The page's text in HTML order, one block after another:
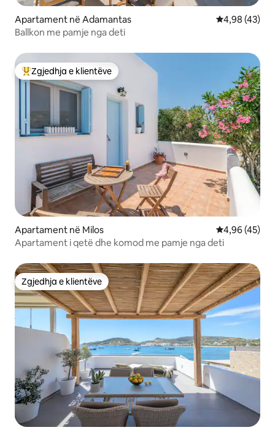
Apartament në Adamantas Vlerësimi
4,98 (43)
Ballkon me pamje nga deti
Më të mirat e zgjedhjeve të klientëve
Zgjedhja e klientëve
Apartament në Milos Vlerësimi
4,96 (45)
Apartament i qetë dhe komod me pamje nga deti
Zgjedhja e klientëve
Zgjedhja e klientëve